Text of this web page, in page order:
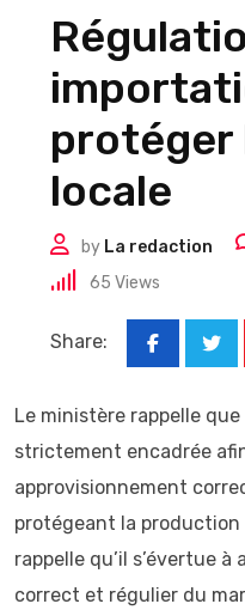
protéger
locale
by La redaction
65 Views
Share:
Le ministère rappelle
strictement encadrée
approvisionnement
protégeant la
rappelle qu’il s’évertue
correct et régulier du